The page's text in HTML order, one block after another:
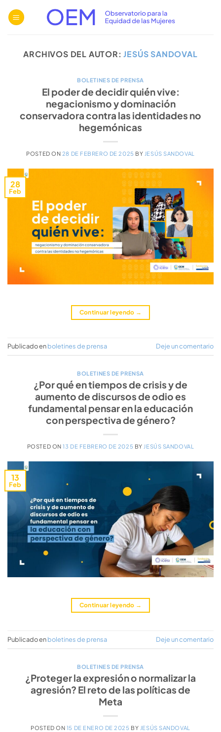
ARCHIVOS DEL AUTOR:JESÚS SANDOVAL
BOLETINES DE PRENSA
El poder de decidir quién vive:
negacionismo y dominación
conservadora contra las identidades no
hegemónicas
POSTED ON 28 DE FEBRERO DE 2025 BY JESÚS SANDOVAL
28
Feb
Continuar leyendo →
Publicado enboletines de prensa Deje un comentario
BOLETINES DE PRENSA
¿Por qué en tiempos de crisis y de
aumento de discursos de odio es
fundamental pensar en la educación
con perspectiva de género?
POSTED ON13 DE FEBRERO DE 2025 BY JESÚS SANDOVAL
13
Feb
Continuar leyendo →
Publicado enboletines de prensa Deje un comentario
BOLETINES DE PRENSA
¿Proteger la expresión o normalizar la
agresión? El reto de las políticas de
Meta
POSTED ON 15 DE ENERO DE 2025 BY JESÚS SANDOVAL